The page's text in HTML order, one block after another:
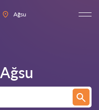
Ağsu
Ağsu